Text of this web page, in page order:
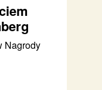
Nagrody